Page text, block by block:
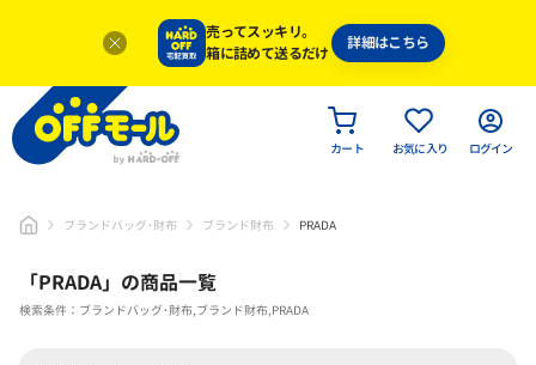
売ってスッキリ。
箱に詰めて送るだけ
詳細はこちら
カート お気に入り ログイン
ブランドバッグ･財布 ブランド財布 PRADA
「PRADA」 の商品一覧
検索条件：ブランドバッグ･財布,ブランド財布,PRADA